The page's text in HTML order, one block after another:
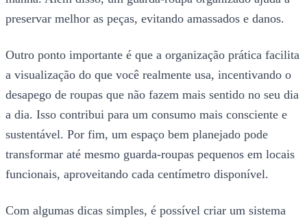
preservar melhor as peças, evitando amassados e danos.
Outro ponto importante é que a organização prática facilita
a visualização do que você realmente usa, incentivando o
desapego de roupas que não fazem mais sentido no seu dia
a dia. Isso contribui para um consumo mais consciente e
sustentável. Por fim, um espaço bem planejado pode
transformar até mesmo guarda-roupas pequenos em locais
funcionais, aproveitando cada centímetro disponível.
Com algumas dicas simples, é possível criar um sistema